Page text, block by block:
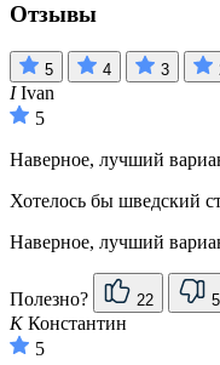
Отзывы
5 4 3
IIvan
5
Наверное, лучший
Хотелось бы шведский
Наверное, лучший
Полезно? 22 5
ККонстантин
5